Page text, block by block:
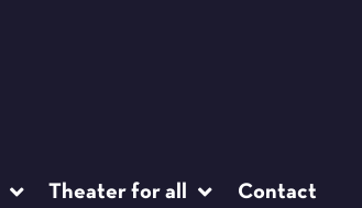
Theater for all Contact